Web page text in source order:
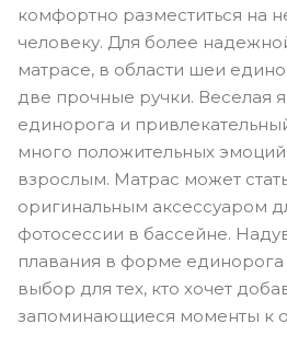
комфортно разместиться на
человеку. Для более
матрасе, в области шеи
две прочные ручки. Веселая
единорога и
много положительных эмоций
взрослым. Матрас может
оригинальным аксессуаром
фотосессии в бассейне.
плавания в форме единорога
выбор для тех, кто хочет
запоминающиеся моменты к